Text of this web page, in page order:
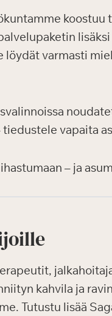
koostuu
varmasti
vapaita
– ja
kahvila ja
Tutustu lisää